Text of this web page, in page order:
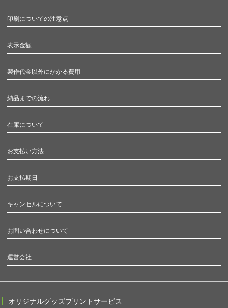
印刷についての注意点
表示金額
製作代金以外にかかる費用
納品までの流れ
在庫について
お支払い方法
お支払期日
キャンセルについて
お問い合わせについて
運営会社
オリジナルグッズプリントサービス